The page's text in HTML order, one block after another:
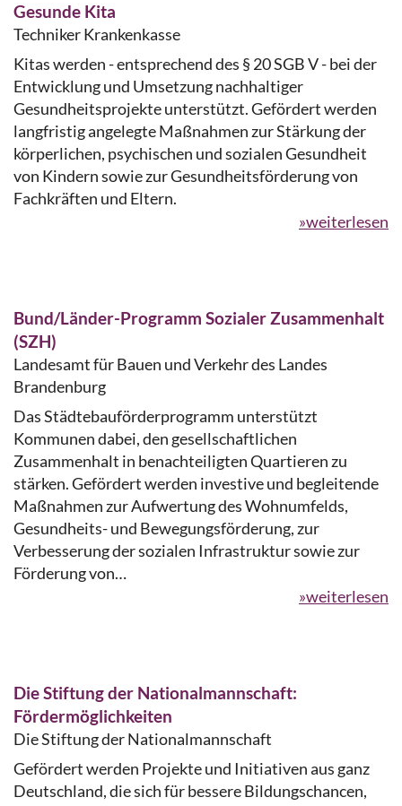
Gesunde Kita
Techniker Krankenkasse
Kitas werden - entsprechend des § 20 SGB V - bei der
Entwicklung und Umsetzung nachhaltiger
Gesundheitsprojekte unterstützt. Gefördert werden
langfristig angelegte Maßnahmen zur Stärkung der
körperlichen, psychischen und sozialen Gesundheit
von Kindern sowie zur Gesundheitsförderung von
Fachkräften und Eltern.
»weiterlesen
Bund/Länder-Programm Sozialer Zusammenhalt
(SZH)
Landesamt für Bauen und Verkehr des Landes
Brandenburg
Das Städtebauförderprogramm unterstützt
Kommunen dabei, den gesellschaftlichen
Zusammenhalt in benachteiligten Quartieren zu
stärken. Gefördert werden investive und begleitende
Maßnahmen zur Aufwertung des Wohnumfelds,
Gesundheits- und Bewegungsförderung, zur
Verbesserung der sozialen Infrastruktur sowie zur
Förderung von…
»weiterlesen
Die Stiftung der Nationalmannschaft:
Fördermöglichkeiten
Die Stiftung der Nationalmannschaft
Gefördert werden Projekte und Initiativen aus ganz
Deutschland, die sich für bessere Bildungschancen,